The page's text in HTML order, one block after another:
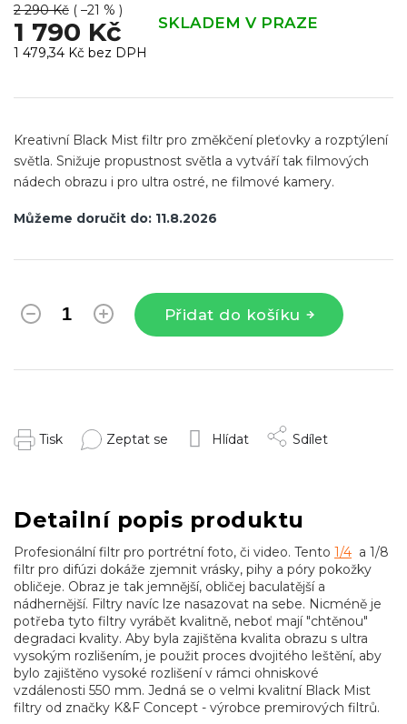
2 290 Kč ( –21 % )
1 790 Kč SKLADEM V PRAZE
1 479,34 Kč bez DPH
cena:
Můžeme doručit do: 11.8.2026
Přidat do košíku
Kreativní Black Mist filtr pro změkčení pleťovky a rozptýlení
světla. Snižuje propustnost světla a vytváří tak filmových
nádech obrazu i pro ultra ostré, ne filmové kamery.
Tisk Zeptat se Hlídat Sdílet
Detailní popis produktu
Profesionální filtr pro portrétní foto, či video. Tento 1/4 a 1/8
filtr pro difúzi dokáže zjemnit vrásky, pihy a póry pokožky
obličeje. Obraz je tak jemnější, obličej baculatější a
nádhernější. Filtry navíc lze nasazovat na sebe. Nicméně je
potřeba tyto filtry vyrábět kvalitně, neboť mají "chtěnou"
degradaci kvality. Aby byla zajištěna kvalita obrazu s ultra
vysokým rozlišením, je použit proces dvojitého leštění, aby
bylo zajištěno vysoké rozlišení v rámci ohniskové
vzdálenosti 550 mm. Jedná se o velmi kvalitní Black Mist
filtry od značky K&F Concept - výrobce premirových filtrů.